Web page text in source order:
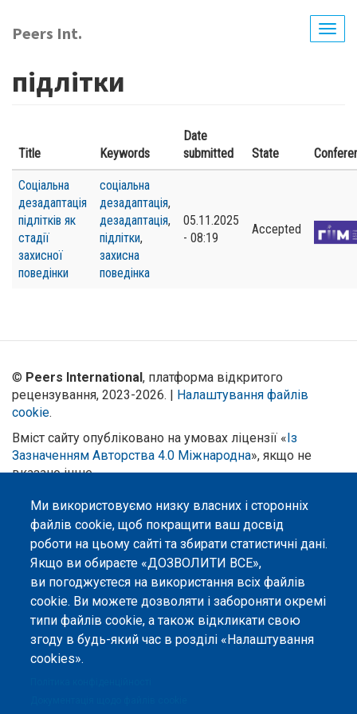
до
основного
Peers Int.
підлітки
Title Keywords
Date
submitted
State
Соціальна
дезадаптація
підлітків як
стадії
захисної
поведінки
соціальна
дезадаптація,
дезадаптація,
підлітки,
захисна
поведінка
05.11.2025
- 08:19
Accepted
Ми використовуємо низку власних і сторонніх
файлів cookie, щоб покращити ваш досвід
роботи на цьому сайті та збирати статистичні дані.
Якщо ви обираєте «ДОЗВОЛИТИ ВСЕ»,
ви погоджуєтеся на використання всіх файлів
cookie. Ви можете дозволяти і забороняти окремі
типи файлів cookie, а також відкликати свою
згоду в будь-який час в розділі «Налаштування
cookies».
© Peers International, платформа відкритого
рецензування, 2023-2026. | Налаштування файлів
cookie.
Вміст сайту опубліковано на умовах ліцензії «Із
Зазначенням Авторства 4.0 Міжнародна», якщо не
вказано інше.
Онлайн-платформа відкритого
рецензування Peers International
була розроблена та підтримується
за сприяння Програми Європейського Союзу Erasmus+ у межах проєкту
OPTIMA (618940-EPP-1-2020-1-UA-EPPKA2-CBHE-JP). Підтримка
Єврокомісією створення цього вебсайту не означає схвалення його
змісту, який відображає виключно погляди авторів. Єврокомісія не
несе відповідальності за будь-яке використання інформації, розміщеної
на цьому вебсайті.